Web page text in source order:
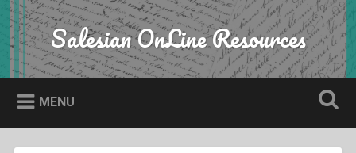
Skip
to
content
Search Salesian OnLine Resources
MENU